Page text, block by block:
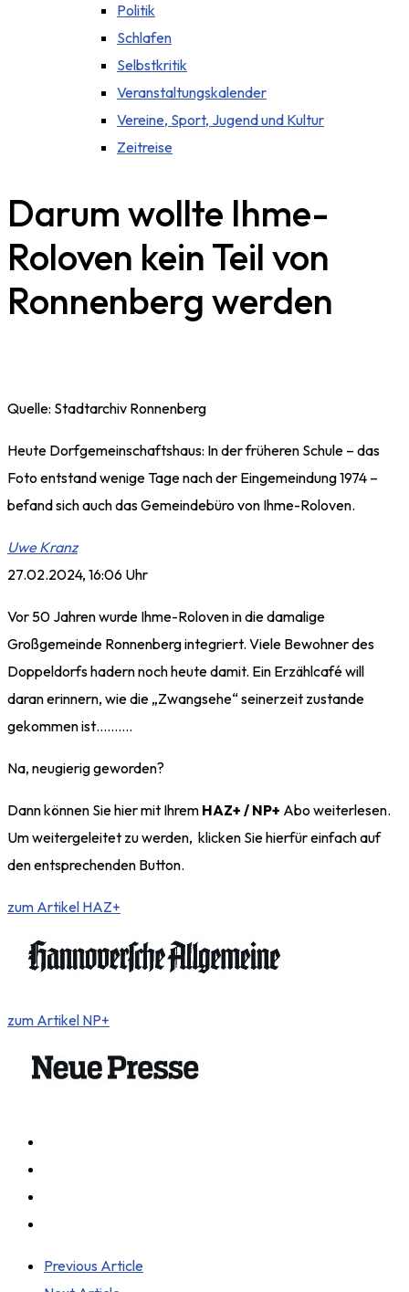
Politik
Schlafen
Selbstkritik
Veranstaltungskalender
Vereine, Sport, Jugend und Kultur
Zeitreise
Darum wollte Ihme-
Roloven kein Teil von
Ronnenberg werden
Quelle: Stadtarchiv Ronnenberg
Heute Dorfgemeinschaftshaus: In der früheren Schule – das
Foto entstand wenige Tage nach der Eingemeindung 1974 –
befand sich auch das Gemeindebüro von Ihme-Roloven.
Uwe Kranz
27.02.2024, 16:06 Uhr
Vor 50 Jahren wurde Ihme-Roloven in die damalige
Großgemeinde Ronnenberg integriert. Viele Bewohner des
Doppeldorfs hadern noch heute damit. Ein Erzählcafé will
daran erinnern, wie die „Zwangsehe“ seinerzeit zustande
gekommen ist……….
Na, neugierig geworden?
Dann können Sie hier mit Ihrem HAZ+ / NP+ Abo weiterlesen.
Um weitergeleitet zu werden, klicken Sie hierfür einfach auf
den entsprechenden Button.
zum Artikel HAZ+
zum Artikel NP+
Previous Article